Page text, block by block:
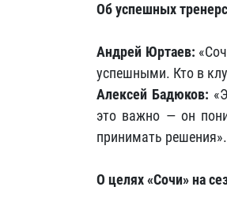
Об успешных
Андрей Юртаев:
успешными. Кто в
Алексей Бадюков:
это важно — он
принимать решения».
О целях «Сочи» на